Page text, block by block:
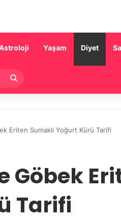
Yaşam Diyet
Eriten Sumaklı Yoğurt Kürü Tarifi
Göbek
Tarifi